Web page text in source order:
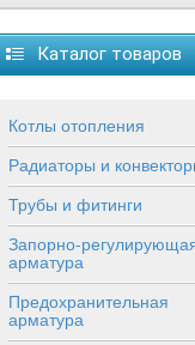
Каталог товаров
Котлы отопления
Радиаторы и
Трубы и фитинги
Запорно-
арматура
Предохранительная
арматура